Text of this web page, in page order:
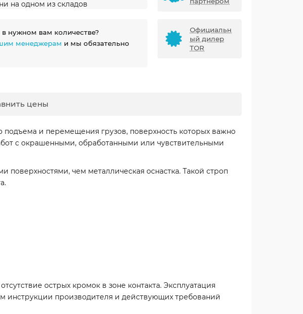
на одном из складов
в нужном вам количестве?
менеджерам и мы обязательно
Официальн
ый дилер
TOR
цены
и перемещения грузов, поверхность которых важно
с окрашенными, обработанными или чувствительными
чем металлическая оснастка. Такой строп
острых кромок в зоне контакта. Эксплуатация
инструкции производителя и действующих требований